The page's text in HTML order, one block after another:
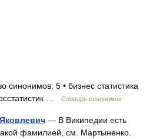
синонимов: 5 • бизнес статистика
…
Словарь синонимов
— В Википедии есть
фамилией, см. Мартыненко.